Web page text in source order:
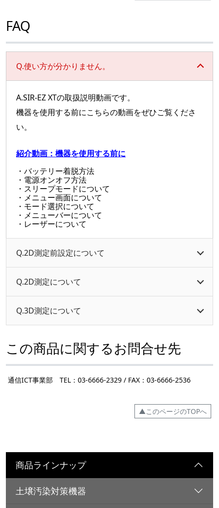
FAQ
Q.使い方が分かりません。
A.SIR-EZ XTの取扱説明動画です。
機器を使用する前にこちらの動画をぜひご覧くださ
い。
紹介動画：機器を使用する前に
・バッテリー着脱方法
・電源オンオフ方法
・スリープモードについて
・メニュー画面について
・モード選択について
・メニューバーについて
・レーザーについて
Q.2D測定前設定について
Q.2D測定について
Q.3D測定について
この商品に関するお問合せ先
通信ICT事業部 TEL：03-6666-2329 / FAX：03-6666-2536
▲このページのTOPへ
商品ラインナップ
土壌汚染対策機器